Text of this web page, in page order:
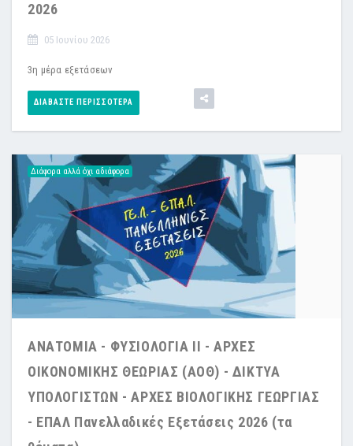
2026
05 Ιουνίου 2026
3η μέρα εξετάσεων
ΔΙΑΒΆΣΤΕ ΠΕΡΙΣΣΌΤΕΡΑ
Διάφορα αλλά όχι αδιάφορα
ΑΝΑΤΟΜΙΑ - ΦΥΣΙΟΛΟΓΙΑ II - ΑΡΧΕΣ
ΟΙΚΟΝΟΜΙΚΗΣ ΘΕΩΡΙΑΣ (ΑΟΘ) - ΔΙΚΤΥΑ
ΥΠΟΛΟΓΙΣΤΩΝ - ΑΡΧΕΣ ΒΙΟΛΟΓΙΚΗΣ ΓΕΩΡΓΙΑΣ
- ΕΠΑΛ Πανελλαδικές Εξετάσεις 2026 (τα